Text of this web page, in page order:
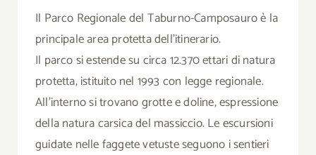
Il Parco Regionale del Taburno-Camposauro è la
principale area protetta dell’itinerario.
Il parco si estende su circa 12.370 ettari di natura
protetta, istituito nel 1993 con legge regionale.
All’interno si trovano grotte e doline, espressione
della natura carsica del massiccio. Le escursioni
guidate nelle faggete vetuste seguono i sentieri